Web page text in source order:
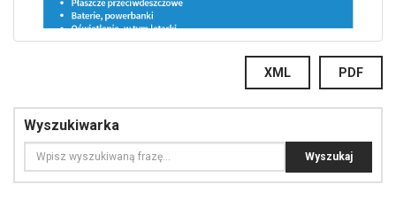
PDF
XML
Wyszukiwarka